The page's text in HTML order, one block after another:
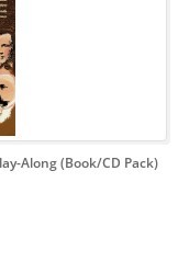
Along (Book/CD Pack)